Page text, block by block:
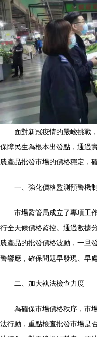
面對新冠疫情的嚴峻挑戰
保障民生為根本出發點，通過
農產品批發市場的價格穩定，
一、強化價格監測預警機制
市場監管局成立了專項工
行全天候價格監控。通過數據
農產品的批發價格波動，一旦
警響應，確保問題早發現、早處
二、加大執法檢查力度
為確保市場價格秩序，市
法行動，重點檢查批發市場是